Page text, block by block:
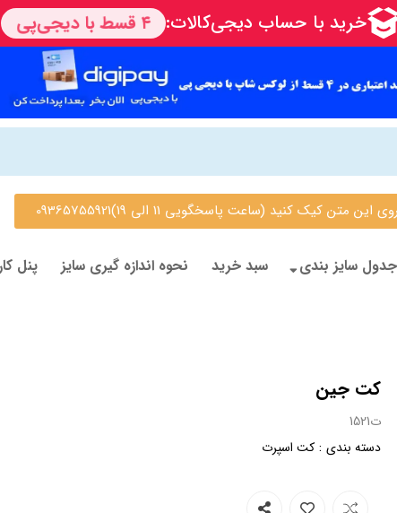
کیک کنید (ساعت پاسخگویی 11 الی 19)09365755921
جدول سایز بندی سبد خرید نحوه اندازه گیری سایز پنل
کت جین
ت1521
دسته بندی : کت اسپرت